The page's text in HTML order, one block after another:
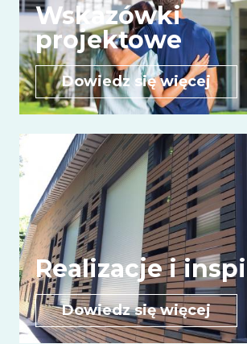
Wskazówki
projektowe
Dowiedz się więcej
Realizacje i
Dowiedz się więcej